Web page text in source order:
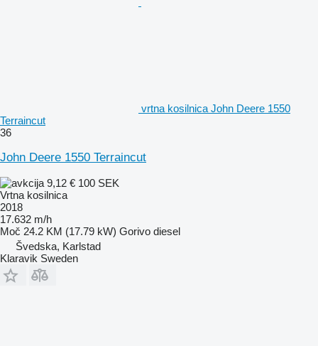
vrtna kosilnica John Deere 1550
Terraincut
36
John Deere 1550 Terraincut
9,12 € 100 SEK
Vrtna kosilnica
2018
17.632 m/h
Moč 24.2 KM (17.79 kW) Gorivo diesel
Švedska, Karlstad
Klaravik Sweden